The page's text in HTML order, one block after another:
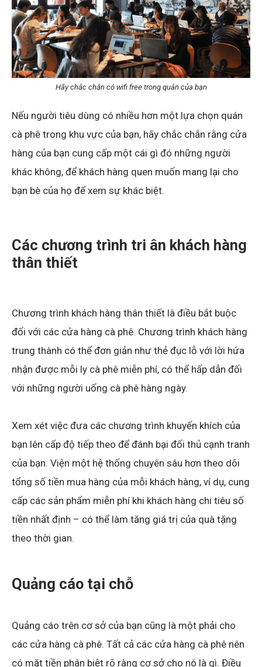
Hãy chắc chắn có wifi free trong quán của bạn
Nếu người tiêu dùng có nhiều hơn một lựa chọn quán
cà phê trong khu vực của bạn, hãy chắc chắn rằng cửa
hàng của bạn cung cấp một cái gì đó những người
khác không, để khách hàng quen muốn mang lại cho
bạn bè của họ để xem sự khác biệt.
Các chương trình tri ân khách hàng
thân thiết
Chương trình khách hàng thân thiết là điều bắt buộc
đối với các cửa hàng cà phê. Chương trình khách hàng
trung thành có thể đơn giản như thẻ đục lỗ với lời hứa
nhận được mỗi ly cà phê miễn phí, có thể hấp dẫn đối
với những người uống cà phê hàng ngày.
Xem xét việc đưa các chương trình khuyến khích của
bạn lên cấp độ tiếp theo để đánh bại đối thủ cạnh tranh
của bạn. Viện một hệ thống chuyên sâu hơn theo dõi
tổng số tiền mua hàng của mỗi khách hàng, ví dụ, cung
cấp các sản phẩm miễn phí khi khách hàng chi tiêu số
tiền nhất định – có thể làm tăng giá trị của quà tặng
theo thời gian.
Quảng cáo tại chỗ
Quảng cáo trên cơ sở của bạn cũng là một phải cho
các cửa hàng cà phê. Tất cả các cửa hàng cà phê nên
có mặt tiền phân biệt rõ ràng cơ sở cho nó là gì. Điều